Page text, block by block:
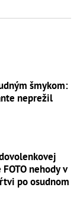
šmykom:
neprežil
nehody v
po osudnom